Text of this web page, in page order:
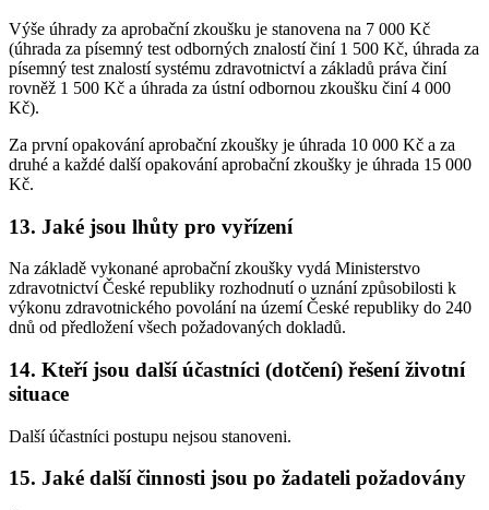
Výše úhrady za aprobační zkoušku je stanovena na 7 000 Kč
(úhrada za písemný test odborných znalostí činí 1 500 Kč, úhrada za
písemný test znalostí systému zdravotnictví a základů práva činí
rovněž 1 500 Kč a úhrada za ústní odbornou zkoušku činí 4 000
Kč).
Za první opakování aprobační zkoušky je úhrada 10 000 Kč a za
druhé a každé další opakování aprobační zkoušky je úhrada 15 000
Kč.
13. Jaké jsou lhůty pro vyřízení
Na základě vykonané aprobační zkoušky vydá Ministerstvo
zdravotnictví České republiky rozhodnutí o uznání způsobilosti k
výkonu zdravotnického povolání na území České republiky do 240
dnů od předložení všech požadovaných dokladů.
14. Kteří jsou další účastníci (dotčení) řešení životní
situace
Další účastníci postupu nejsou stanoveni.
15. Jaké další činnosti jsou po žadateli požadovány